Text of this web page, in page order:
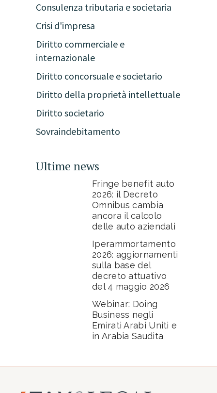
Consulenza tributaria e societaria
Crisi d'impresa
Diritto commerciale e
internazionale
Diritto concorsuale e societario
Diritto della proprietà intellettuale
Diritto societario
Sovraindebitamento
Ultime news
Fringe benefit auto
2026: il Decreto
Omnibus cambia
ancora il calcolo
delle auto aziendali
Iperammortamento
2026: aggiornamenti
sulla base del
decreto attuativo
del 4 maggio 2026
Webinar: Doing
Business negli
Emirati Arabi Uniti e
in Arabia Saudita